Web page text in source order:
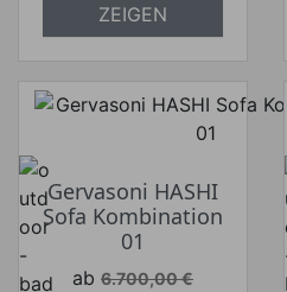
ZEIGEN
Gervasoni HASHI
Sofa Kombination
01
Verkaufspreis
ab 6.700,00 €